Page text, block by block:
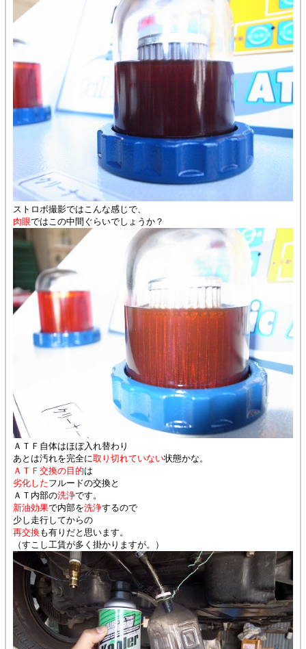
ストロボ撮影ではこんな感じで、
肉眼ではこの中間ぐらいでしょうか？
ＡＴＦ自体はほぼ入れ替わり
あとは汚れを完全に取り切れていない状態かな。
ＡＴＦ交換の目的は
劣化したフルードの交換と
ＡＴ内部の洗浄です。
新油効果で内部を洗浄するので
少し走行してからの
再交換も有りだと思います。
（すこし工賃が多く掛かりますが。）